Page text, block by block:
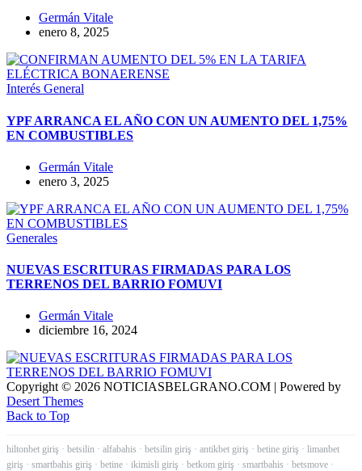
Germán Vitale
enero 8, 2025
Interés General
YPF ARRANCA EL AÑO CON UN AUMENTO DEL 1,75%
EN COMBUSTIBLES
Germán Vitale
enero 3, 2025
Generales
NUEVAS ESCRITURAS FIRMADAS PARA LOS
TERRENOS DEL BARRIO FOMUVI
Germán Vitale
diciembre 16, 2024
Copyright © 2026 NOTICIASBELGRANO.COM | Powered by
Desert Themes
Back to Top
hiltonbet giriş · betsilin · alfabahis · betsilin giriş · antikbet giriş · betine giriş · limanbet
giriş · smartbahis giriş · betine · ikimisli giriş · betkom giriş · smartbahis · betsmove ·